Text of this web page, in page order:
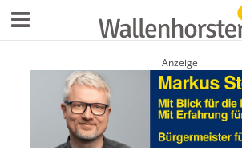
Anzeige